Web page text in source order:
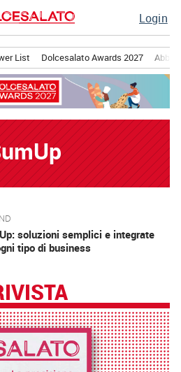
Login
List Dolcesalato Awards 2027
soluzioni semplici e integrate
tipo di business